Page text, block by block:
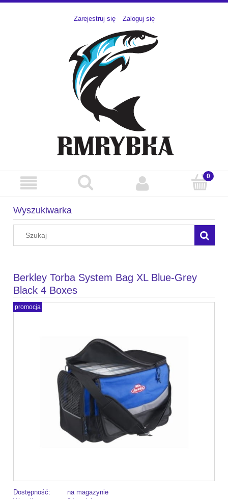
Zarejestruj się Zaloguj się
Wyszukiwarka
Berkley Torba System Bag XL Blue-Grey
Black 4 Boxes
promocja
Dostępność:
na magazynie